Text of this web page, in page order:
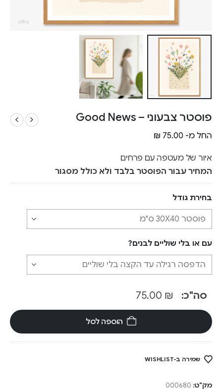
פוסטר צבעוני – Good News
החל מ- ₪ 75.00
איור של מעטפה עם פרחים
המחיר עבור הפוסטר בלבד ולא כולל מסגור
בחירת גודל
עם או בלי שוליים לבנים?
סה"כ: ₪
הוספה לסל
שמירה ב-WISHLIST
מק"ט: 000680